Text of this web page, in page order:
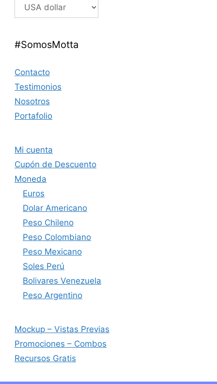
#SomosMotta
Contacto
Testimonios
Nosotros
Portafolio
Mi cuenta
Cupón de Descuento
Moneda
Euros
Dolar Americano
Peso Chileno
Peso Colombiano
Peso Mexicano
Soles Perú
Bolivares Venezuela
Peso Argentino
Mockup – Vistas Previas
Promociones – Combos
Recursos Gratis